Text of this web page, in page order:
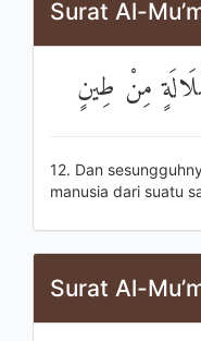
Surat Al-
مِنْ طِينٍ
12. Dan
manusia dari suatu
Surat Al-